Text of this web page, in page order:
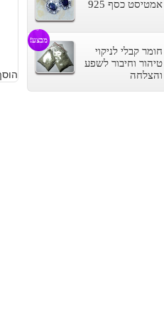
אמטיסט כסף 925
חומר קבלי לניקוי
טיהור וחיבור לשפע
והצלחה
מבצע!